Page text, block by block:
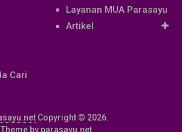
Cari
Layanan MUA Parasayu
Artikel
Copyright © 2026.
Theme by parasayu.net